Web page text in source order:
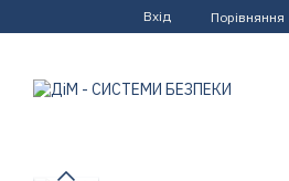
Перейти до основного контенту
Вхід Порівняння